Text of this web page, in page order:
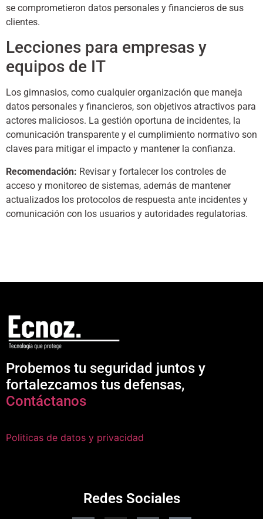
se comprometieron datos personales y financieros de sus
clientes.
Lecciones para empresas y
equipos de IT
Los gimnasios, como cualquier organización que maneja
datos personales y financieros, son objetivos atractivos para
actores maliciosos. La gestión oportuna de incidentes, la
comunicación transparente y el cumplimiento normativo son
claves para mitigar el impacto y mantener la confianza.
Recomendación: Revisar y fortalecer los controles de
acceso y monitoreo de sistemas, además de mantener
actualizados los protocolos de respuesta ante incidentes y
comunicación con los usuarios y autoridades regulatorias.
Probemos tu seguridad juntos y
fortalezcamos tus defensas,
Contáctanos
Politicas de datos y privacidad
Redes Sociales